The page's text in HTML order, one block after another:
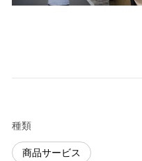
種類
商品サービス